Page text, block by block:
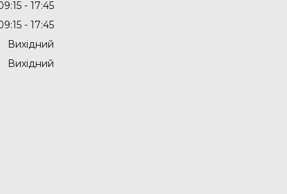
17:45
17:45
Вихідний
Вихідний